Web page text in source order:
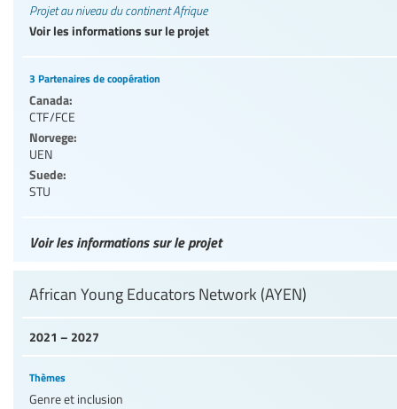
Projet au niveau du continent Afrique
Voir les informations sur le projet
3 Partenaires de coopération
Canada:
CTF/FCE
Norvege:
UEN
Suede:
STU
Voir les informations sur le projet
2021 – 2027
African Young Educators Network (AYEN)
Thèmes
Genre et inclusion